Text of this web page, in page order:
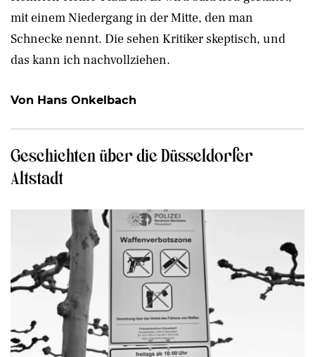
mit einem Niedergang in der Mitte, den man
Schnecke nennt. Die sehen Kritiker skeptisch, und
das kann ich nachvollziehen.
Von Hans Onkelbach
Geschichten über die Düsseldorfer
Altstadt